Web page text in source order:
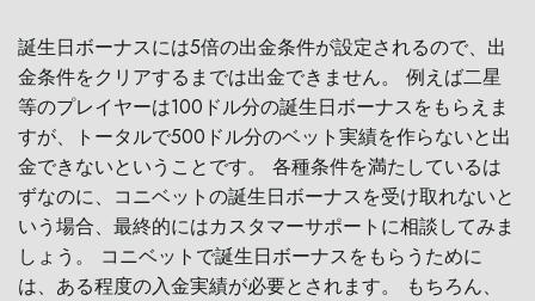
誕生日ボーナスには5倍の出金条件が設定されるので、出
金条件をクリアするまでは出金できません。 例えば二星
等のプレイヤーは100ドル分の誕生日ボーナスをもらえま
すが、トータルで500ドル分のベット実績を作らないと出
金できないということです。 各種条件を満たしているは
ずなのに、コニベットの誕生日ボーナスを受け取れないと
いう場合、最終的にはカスタマーサポートに相談してみま
しょう。 コニベットで誕生日ボーナスをもらうために
は、ある程度の入金実績が必要とされます。 もちろん、